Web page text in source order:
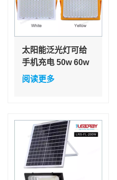
太阳能泛光灯可给
手机充电 50w 60w
80w 100w 150w
阅读更多